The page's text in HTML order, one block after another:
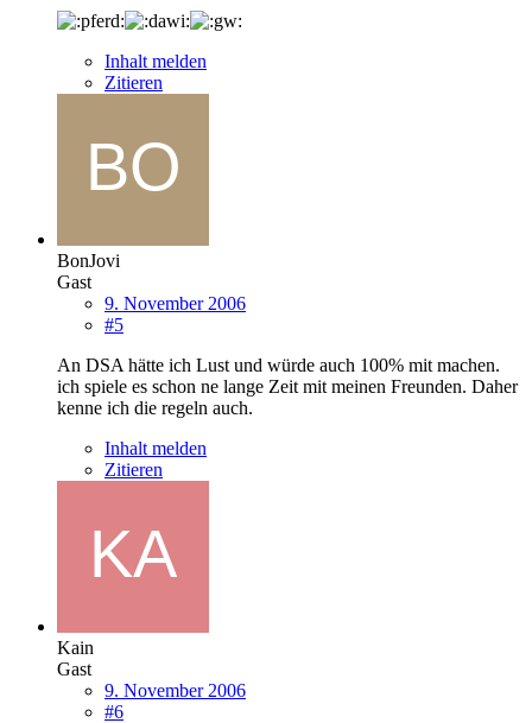
Inhalt melden
Zitieren
BonJovi
Gast
9. November 2006
#5
An DSA hätte ich Lust und würde auch 100% mit machen.
ich spiele es schon ne lange Zeit mit meinen Freunden. Daher
kenne ich die regeln auch.
Inhalt melden
Zitieren
Kain
Gast
9. November 2006
#6